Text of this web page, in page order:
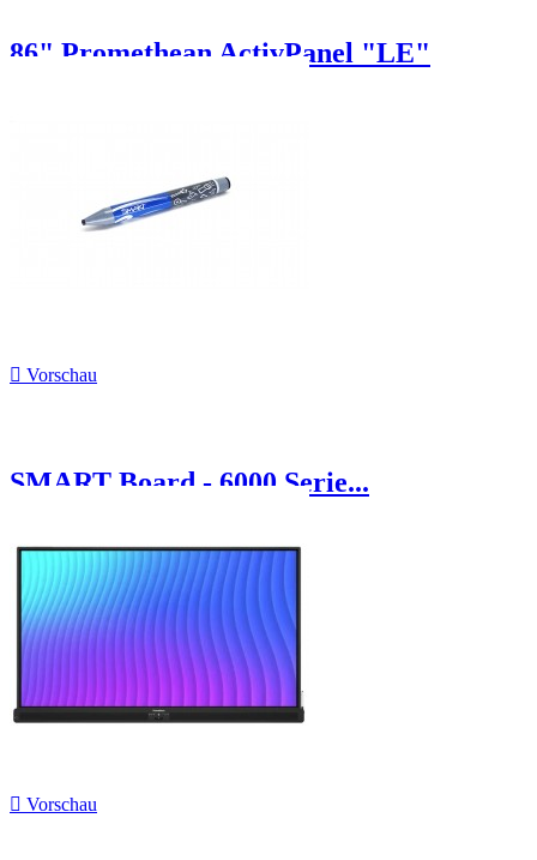
86" Promethean ActivPanel "LE"
 Vorschau
SMART Board - 6000 Serie...
 Vorschau